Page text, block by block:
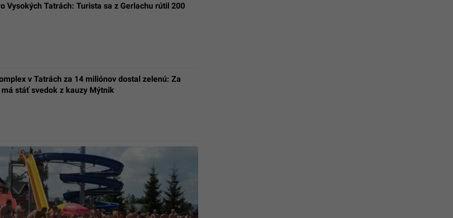
Vysokých Tatrách: Turista sa z Gerlachu rútil 200
v Tatrách za 14 miliónov dostal zelenú: Za
stáť svedok z kauzy Mýtnik